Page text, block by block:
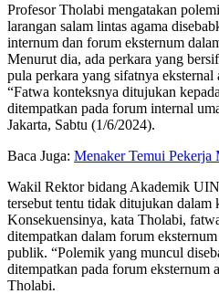
Profesor Tholabi mengatakan
larangan salam lintas agama
internum dan forum eksternum
Menurut dia, ada perkara yang
pula perkara yang sifatnya eksternal
“Fatwa konteksnya ditujukan
ditempatkan pada forum internal
Jakarta, Sabtu (1/6/2024).
Baca Juga: Menaker Temui
Wakil Rektor bidang Akademik
tersebut tentu tidak ditujukan dalam
Konsekuensinya, kata Tholabi,
ditempatkan dalam forum
publik. “Polemik yang muncul
ditempatkan pada forum eksternum
Tholabi.